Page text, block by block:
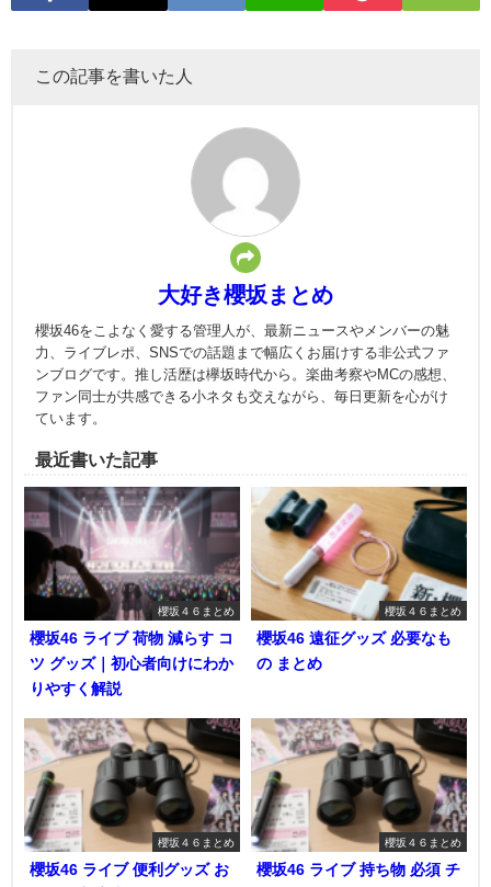
この記事を書いた人
大好き櫻坂まとめ
櫻坂46をこよなく愛する管理人が、最新ニュースやメンバーの魅
力、ライブレポ、SNSでの話題まで幅広くお届けする非公式ファ
ンブログです。推し活歴は欅坂時代から。楽曲考察やMCの感想、
ファン同士が共感できる小ネタも交えながら、毎日更新を心がけ
ています。
最近書いた記事
櫻坂４６まとめ
櫻坂46 ライブ 荷物 減らす コ
ツ グッズ｜初心者向けにわか
りやすく解説
櫻坂４６まとめ
櫻坂46 遠征グッズ 必要なも
の まとめ
櫻坂４６まとめ
櫻坂46 ライブ 便利グッズ お
櫻坂４６まとめ
櫻坂46 ライブ 持ち物 必須 チ